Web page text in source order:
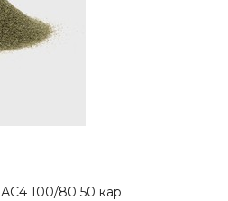
100/80 50 кар.